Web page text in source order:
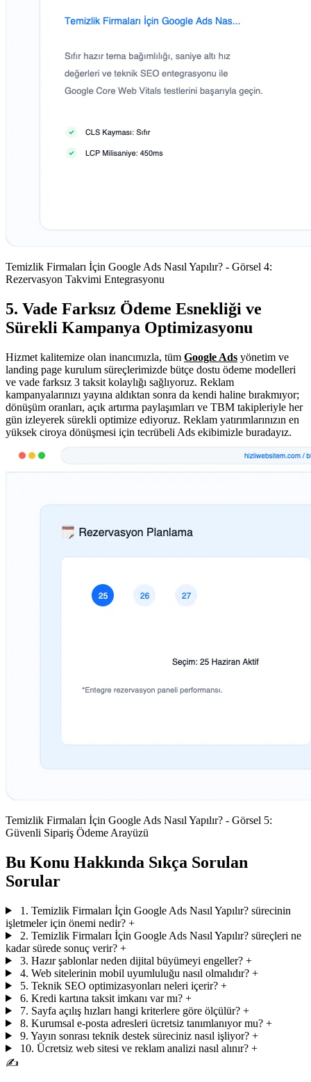
Temizlik Firmaları İçin Google Ads Nasıl Yapılır? - Görsel 4:
Rezervasyon Takvimi Entegrasyonu
5. Vade Farksız Ödeme Esnekliği ve
Sürekli Kampanya Optimizasyonu
Hizmet kalitemize olan inancımızla, tüm Google Ads yönetim ve
landing page kurulum süreçlerimizde bütçe dostu ödeme modelleri
ve vade farksız 3 taksit kolaylığı sağlıyoruz. Reklam
kampanyalarınızı yayına aldıktan sonra da kendi haline bırakmıyor;
dönüşüm oranları, açık artırma paylaşımları ve TBM takipleriyle her
gün izleyerek sürekli optimize ediyoruz. Reklam yatırımlarınızın en
yüksek ciroya dönüşmesi için tecrübeli Ads ekibimizle buradayız.
Temizlik Firmaları İçin Google Ads Nasıl Yapılır? - Görsel 5:
Güvenli Sipariş Ödeme Arayüzü
Bu Konu Hakkında Sıkça Sorulan
Sorular
1. Temizlik Firmaları İçin Google Ads Nasıl Yapılır? sürecinin
işletmeler için önemi nedir? +
2. Temizlik Firmaları İçin Google Ads Nasıl Yapılır? süreçleri ne
kadar sürede sonuç verir? +
3. Hazır şablonlar neden dijital büyümeyi engeller? +
4. Web sitelerinin mobil uyumluluğu nasıl olmalıdır? +
5. Teknik SEO optimizasyonları neleri içerir? +
6. Kredi kartına taksit imkanı var mı? +
7. Sayfa açılış hızları hangi kriterlere göre ölçülür? +
8. Kurumsal e-posta adresleri ücretsiz tanımlanıyor mu? +
9. Yayın sonrası teknik destek süreciniz nasıl işliyor? +
10. Ücretsiz web sitesi ve reklam analizi nasıl alınır? +
✍️